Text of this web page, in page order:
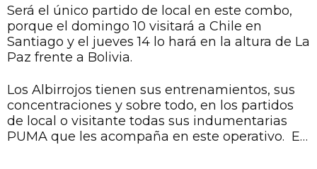
20:00 horas.
Será el único partido de local en este combo,
porque el domingo 10 visitará a Chile en
Santiago y el jueves 14 lo hará en la altura de La
Paz frente a Bolivia.
Los Albirrojos tienen sus entrenamientos, sus
concentraciones y sobre todo, en los partidos
de local o visitante todas sus indumentarias
PUMA que les acompaña en este operativo. Es